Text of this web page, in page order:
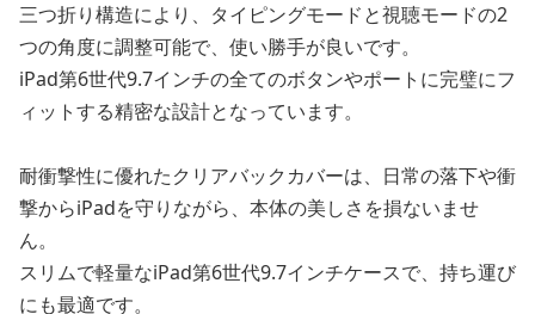
三つ折り構造により、タイピングモードと視聴モードの2
つの角度に調整可能で、使い勝手が良いです。
iPad第6世代9.7インチの全てのボタンやポートに完璧にフ
ィットする精密な設計となっています。
耐衝撃性に優れたクリアバックカバーは、日常の落下や衝
撃からiPadを守りながら、本体の美しさを損ないませ
ん。
スリムで軽量なiPad第6世代9.7インチケースで、持ち運び
にも最適です。